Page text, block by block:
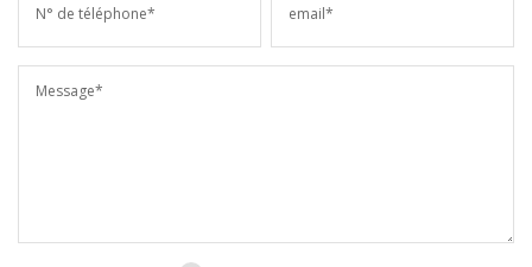
N° de téléphone* email*
Message*